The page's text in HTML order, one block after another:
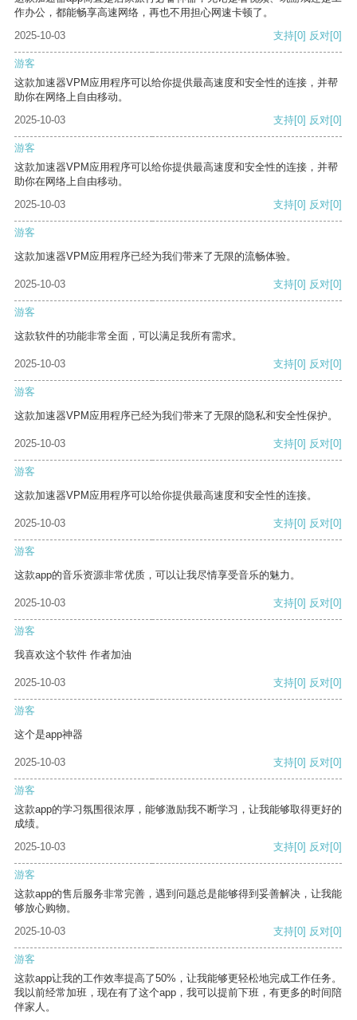
作办公，都能畅享高速网络，再也不用担心网速卡顿了。
2025-10-03
支持[0] 反对[0]
游客
这款加速器VPM应用程序可以给你提供最高速度和安全性的连接，并帮
助你在网络上自由移动。
2025-10-03
支持[0] 反对[0]
游客
这款加速器VPM应用程序可以给你提供最高速度和安全性的连接，并帮
助你在网络上自由移动。
2025-10-03
支持[0] 反对[0]
游客
这款加速器VPM应用程序已经为我们带来了无限的流畅体验。
2025-10-03 支持[0] 反对[0]
游客
这款软件的功能非常全面，可以满足我所有需求。
2025-10-03 支持[0] 反对[0]
游客
这款加速器VPM应用程序已经为我们带来了无限的隐私和安全性保护。
2025-10-03 支持[0] 反对[0]
游客
这款加速器VPM应用程序可以给你提供最高速度和安全性的连接。
2025-10-03 支持[0] 反对[0]
游客
这款app的音乐资源非常优质，可以让我尽情享受音乐的魅力。
2025-10-03 支持[0] 反对[0]
游客
我喜欢这个软件 作者加油
2025-10-03 支持[0] 反对[0]
游客
这个是app神器
2025-10-03 支持[0] 反对[0]
游客
这款app的学习氛围很浓厚，能够激励我不断学习，让我能够取得更好的
成绩。
2025-10-03
支持[0] 反对[0]
游客
这款app的售后服务非常完善，遇到问题总是能够得到妥善解决，让我能
够放心购物。
2025-10-03
支持[0] 反对[0]
游客
这款app让我的工作效率提高了50%，让我能够更轻松地完成工作任务。
我以前经常加班，现在有了这个app，我可以提前下班，有更多的时间陪
伴家人。